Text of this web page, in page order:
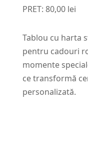
PRET: 80,00 lei
Tablou cu harta
pentru cadouri
momente
ce transformă
personalizată.